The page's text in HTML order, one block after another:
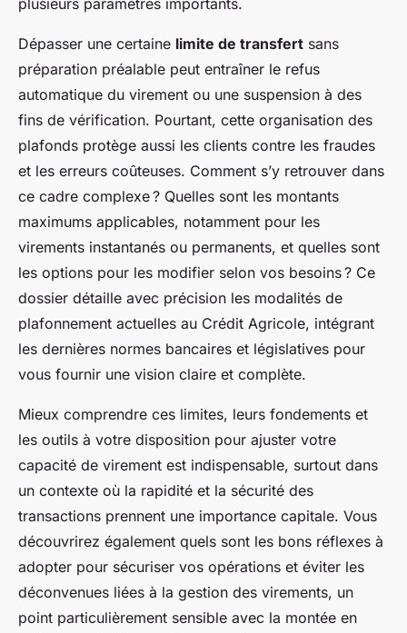
plusieurs paramètres importants.
Dépasser une certaine limite de transfert sans
préparation préalable peut entraîner le refus
automatique du virement ou une suspension à des
fins de vérification. Pourtant, cette organisation des
plafonds protège aussi les clients contre les fraudes
et les erreurs coûteuses. Comment s’y retrouver dans
ce cadre complexe ? Quelles sont les montants
maximums applicables, notamment pour les
virements instantanés ou permanents, et quelles sont
les options pour les modifier selon vos besoins ? Ce
dossier détaille avec précision les modalités de
plafonnement actuelles au Crédit Agricole, intégrant
les dernières normes bancaires et législatives pour
vous fournir une vision claire et complète.
Mieux comprendre ces limites, leurs fondements et
les outils à votre disposition pour ajuster votre
capacité de virement est indispensable, surtout dans
un contexte où la rapidité et la sécurité des
transactions prennent une importance capitale. Vous
découvrirez également quels sont les bons réflexes à
adopter pour sécuriser vos opérations et éviter les
déconvenues liées à la gestion des virements, un
point particulièrement sensible avec la montée en